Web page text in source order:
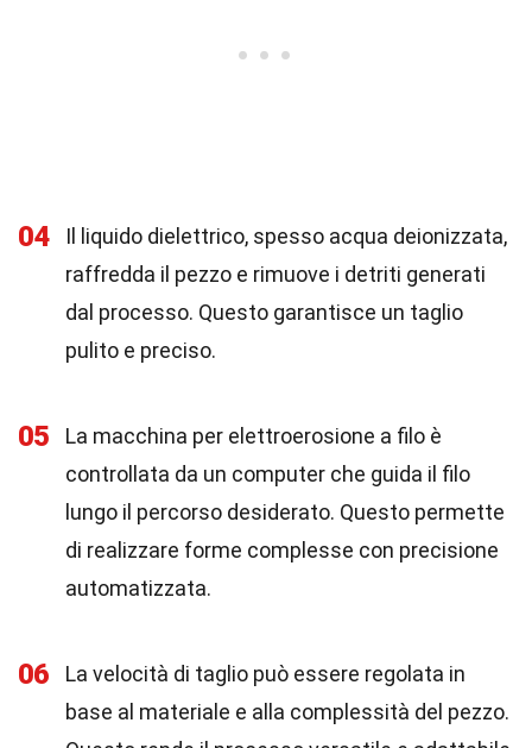
04
Il liquido dielettrico, spesso acqua deionizzata,
raffredda il pezzo e rimuove i detriti generati
dal processo. Questo garantisce un taglio
pulito e preciso.
05
La macchina per elettroerosione a filo è
controllata da un computer che guida il filo
lungo il percorso desiderato. Questo permette
di realizzare forme complesse con precisione
automatizzata.
06
La velocità di taglio può essere regolata in
base al materiale e alla complessità del pezzo.